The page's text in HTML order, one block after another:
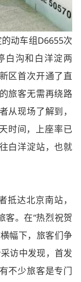
动车组D6655次
白沟和白洋淀两
区首次开通了直
旅客无需再绕路
从现场了解到，
时间，上座率已
白洋淀站，也就
达北京南站，
客。在“热烈祝贺
幅下，旅客们争
访中发现，首发
不少旅客是专门